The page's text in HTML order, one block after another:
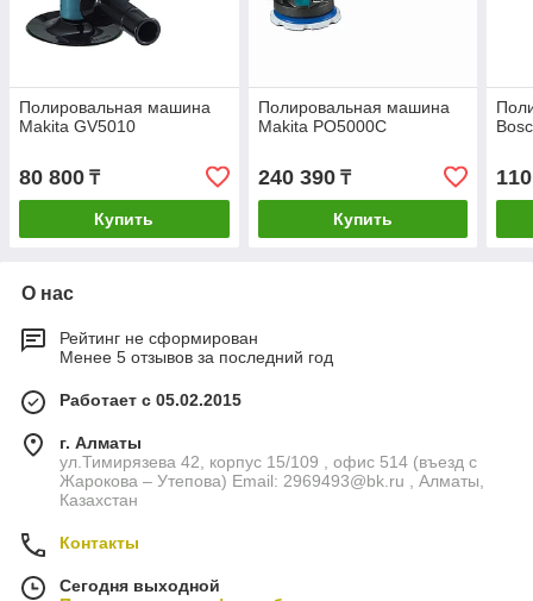
Полировальная машина
Makita GV5010
80 800 ₸
Купить
Полировальная машина
Makita PO5000C
240 390₸
Купить
О нас
Рейтинг не сформирован
Менее 5 отзывов за последний год
Работает с 05.02.2015
г. Алматы
ул.Тимирязева 42, корпус 15/109 , офис 514 (въезд с
Жарокова – Утепова) Email: 2969493@bk.ru , Алматы,
Казахстан
Контакты
Сегодня выходной